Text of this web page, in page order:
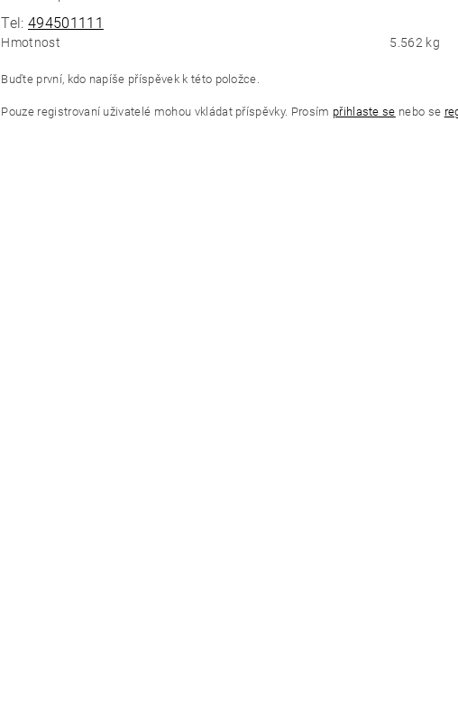
Tel:494501111
Hmotnost 5.562 kg
Buďte první, kdo napíše příspěvek k této položce.
Pouze registrovaní uživatelé mohou vkládat příspěvky. Prosím přihlaste se nebo se